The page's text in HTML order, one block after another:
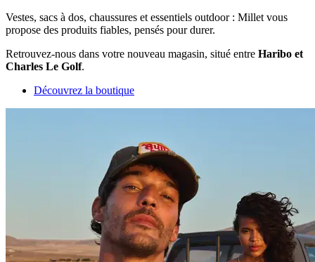
Vestes, sacs à dos, chaussures et essentiels outdoor : Millet vous
propose des produits fiables, pensés pour durer.
Retrouvez-nous dans votre nouveau magasin, situé entre Haribo et
Charles Le Golf.
Découvrez la boutique